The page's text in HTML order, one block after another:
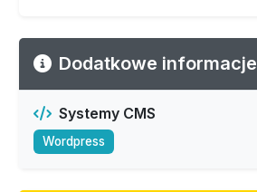
Dodatkowe informacje
Systemy CMS
Wordpress